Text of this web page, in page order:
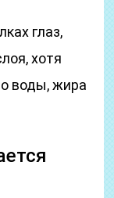
глаз,
хотя
воды, жира